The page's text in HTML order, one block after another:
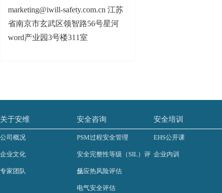
marketing@iwill-safety.com.cn 江苏
省南京市玄武区领智路56号星河
word产业园3号楼311室
关于安维
公司概况
企业文化
专家团队
安全咨询
PSM过程安全管理
安全完整性等级（SIL）评
估
反应热风险评估
电气安全评估
安全培训
EHS公开课
企业内训